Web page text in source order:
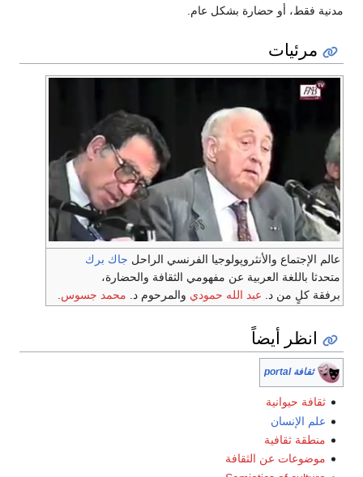
مدنية فقط، أو حضارة بشكل عام.
مرئيات
عالم الإجتماع والأنثروپولوجيا الفرنسي الراحل جاك برك
متحدثا باللغة العربية عن مفهومي الثقافة والحضارة،
برفقة كلٍ من د. عبد الله حمودي والمرحوم د. محمد جسوس
انظر أيضاً
ثقافة portal
ثقافة حيوانية
علم الإنسان
منطقة ثقافية
موضوعات عن الثقافة